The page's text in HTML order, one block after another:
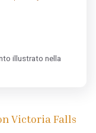
illustrato nella
Victoria Falls